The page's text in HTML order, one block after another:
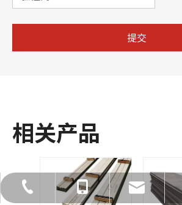
提交
相关产品
021-66866895
18715010658
admin@cz-
18715010658
18715010658